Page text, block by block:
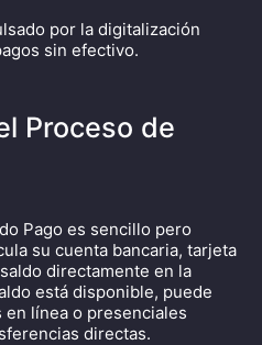
por la digitalización
sin efectivo.
Proceso de
Pago es sencillo pero
su cuenta bancaria, tarjeta
directamente en la
está disponible, puede
línea o presenciales
directas.